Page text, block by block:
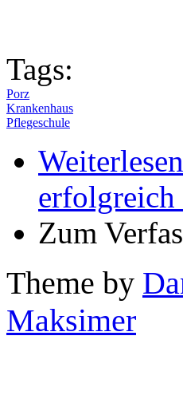
Tags:
Porz
Krankenhaus
Pflegeschule
Weiterlesen
erfolgreich
Zum
Theme by
Maksimer